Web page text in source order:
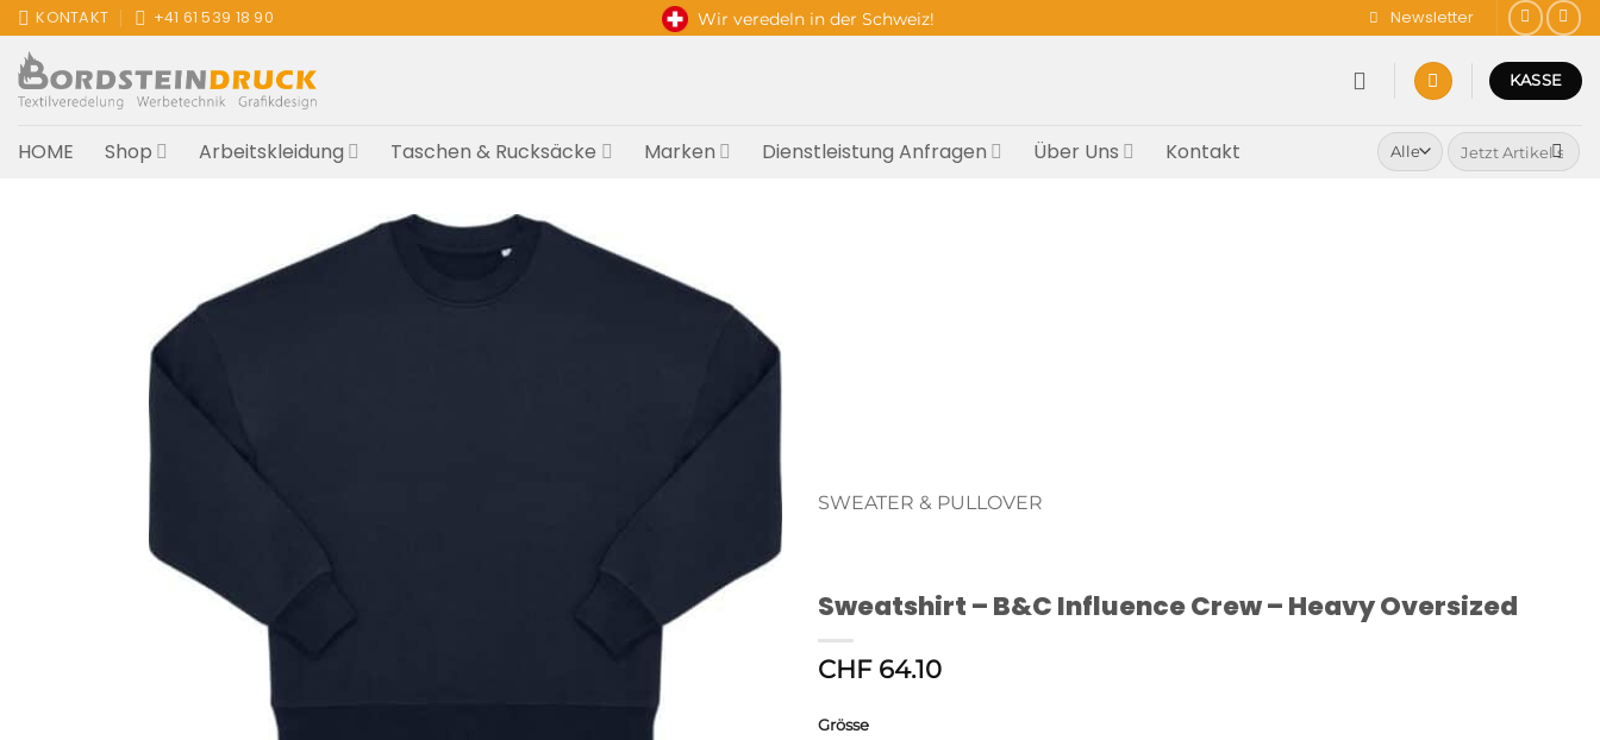
Zum
Inhalt
springen
KONTAKT +41 61 539 18 90 Wir veredeln in der Schweiz! Newsletter
KASSE
HOME Shop Arbeitskleidung Taschen & Rucksäcke Marken Dienstleistung Anfragen Über Uns Kontakt
Suchen
nach:
SWEATER & PULLOVER
Sweatshirt – B&C Influence Crew – Heavy Oversized
CHF64.10
Grösse
Alternative: